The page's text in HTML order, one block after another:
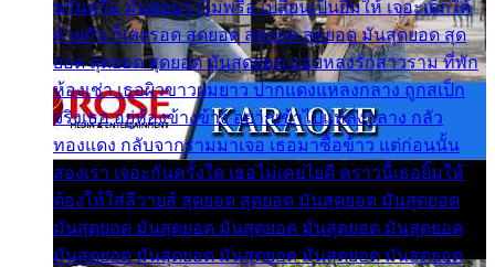
พรั่นพรือ มันตอบว่าไม่พรื่อ เปลี่ยนเป็นยิ้มให้ เจอะเด็กใต้
ด้วยกัน ก็เลยรอด สุดยอด สุดยอด สุดยอด มันสุดยอด สุด
ยอด สุดยอด สุดยอด มันสุดยอด แอบหลงรักสาวราม ที่พัก
ห้องเช่า เธอผิวขาวผมยาว ปากแดงแหลงกลาง ถูกสเป็ก
จริงเธอ อยู่ห้องข้างข้าง อยากเข้าไปแหลงกลาง กลัว
ทองแดง กลับจากรามมาเจอ เธอมาซื้อข้าว แต่ก่อนนั้น
สองเรา เจอะกันครั้งใด เธอไม่เคยไยดี คราวนี้เธอยิ้มให้
ต้องให้ใส่ลีวายส์ สุดยอด สุดยอด มันสุดยอด มันสุดยอด
มันสุดยอด มันสุดยอด มันสุดยอด มันสุดยอด มันสุดยอด
มันสุดยอด มันสุดยอด มันสุดยอด มันสุดยอด มันสุดยอด